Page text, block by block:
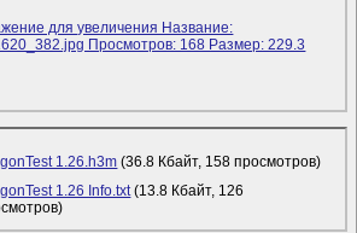
1.26.h3m (36.8 Кбайт, 158 просмотров)
1.26 Info.txt(13.8 Кбайт, 126